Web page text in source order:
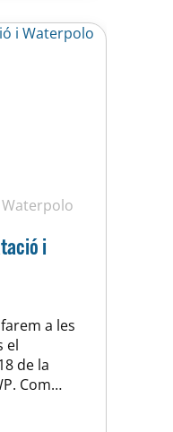
Waterpolo
i
a les
el
de la
Com